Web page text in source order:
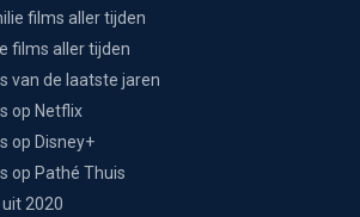
films aller tijden
films aller tijden
van de laatste jaren
op Netflix
op Disney+
op Pathé Thuis
2020